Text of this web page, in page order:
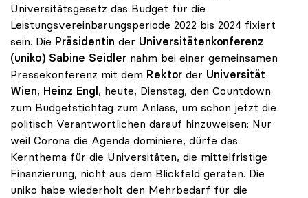
Universitätsgesetz das Budget für die
Leistungsvereinbarungsperiode 2022 bis 2024 fixiert
sein. Die Präsidentin der Universitätenkonferenz
(uniko) Sabine Seidler nahm bei einer gemeinsamen
Pressekonferenz mit dem Rektor der Universität
Wien, Heinz Engl, heute, Dienstag, den Countdown
zum Budgetstichtag zum Anlass, um schon jetzt die
politisch Verantwortlichen darauf hinzuweisen: Nur
weil Corona die Agenda dominiere, dürfe das
Kernthema für die Universitäten, die mittelfristige
Finanzierung, nicht aus dem Blickfeld geraten. Die
uniko habe wiederholt den Mehrbedarf für die